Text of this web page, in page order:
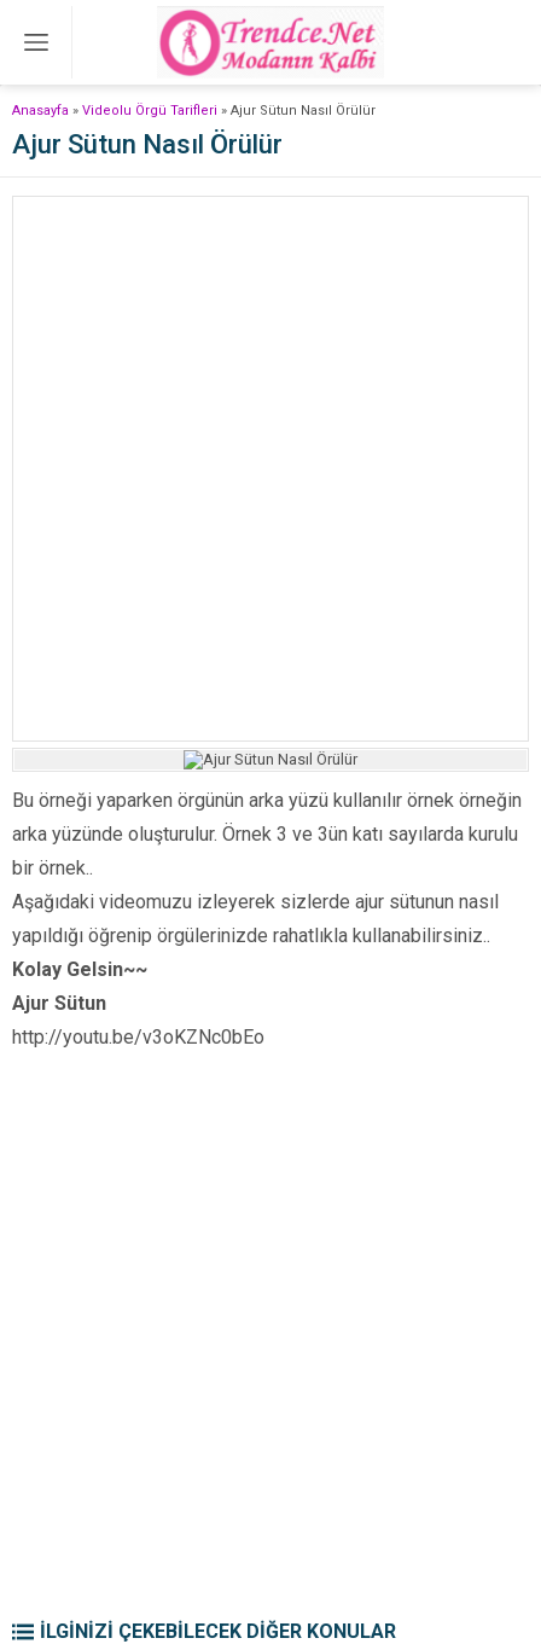
Anasayfa » Videolu Örgü Tarifleri » Ajur Sütun Nasıl Örülür
Ajur Sütun Nasıl Örülür
Bu örneği yaparken örgünün arka yüzü kullanılır örnek örneğin
arka yüzünde oluşturulur. Örnek 3 ve 3ün katı sayılarda kurulu
bir örnek..
Aşağıdaki videomuzu izleyerek sizlerde ajur sütunun nasıl
yapıldığı öğrenip örgülerinizde rahatlıkla kullanabilirsiniz..
Kolay Gelsin~~
Ajur Sütun
http://youtu.be/v3oKZNc0bEo
İLGİNİZİ ÇEKEBİLECEK DİĞER KONULAR